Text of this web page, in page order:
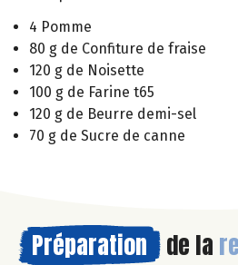
4 Pomme
80 g de Confiture de fraise
120 g de Noisette
100 g de Farine t65
120 g de Beurre demi-sel
70 g de Sucre de canne
Préparation de la